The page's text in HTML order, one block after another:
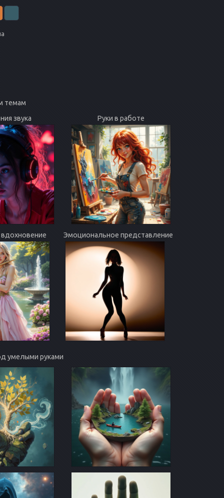
темам
звука
Руки в работе
Эмоциональное представление
умелыми руками